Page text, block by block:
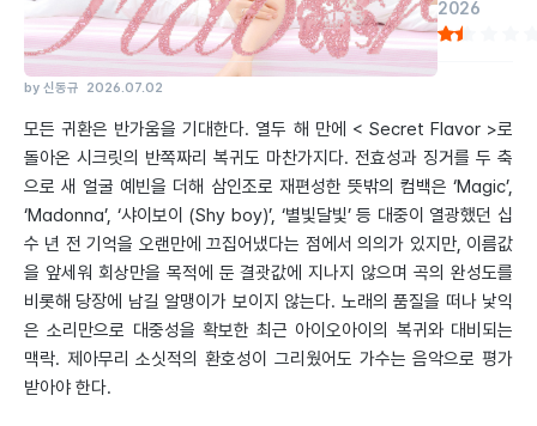
2026
by 신동규 2026.07.02
모든 귀환은 반가움을 기대한다. 열두 해 만에 < Secret Flavor >로
돌아온 시크릿의 반쪽짜리 복귀도 마찬가지다. 전효성과 징거를 두 축
으로 새 얼굴 예빈을 더해 삼인조로 재편성한 뜻밖의 컴백은 ‘Magic’,
‘Madonna’, ‘샤이보이 (Shy boy)’, ‘별빛달빛’ 등 대중이 열광했던 십
수 년 전 기억을 오랜만에 끄집어냈다는 점에서 의의가 있지만, 이름값
을 앞세워 회상만을 목적에 둔 결괏값에 지나지 않으며 곡의 완성도를
비롯해 당장에 남길 알맹이가 보이지 않는다. 노래의 품질을 떠나 낯익
은 소리만으로 대중성을 확보한 최근 아이오아이의 복귀와 대비되는
맥락. 제아무리 소싯적의 환호성이 그리웠어도 가수는 음악으로 평가
받아야 한다.